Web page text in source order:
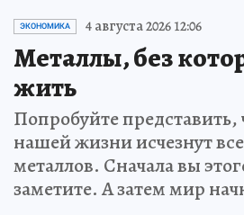
ЭКОНОМИКА 4 августа 2026 12:06
Металлы, без
жить
Попробуйте
нашей жизни исчезнут
металлов. Сначала вы
заметите. А затем мир